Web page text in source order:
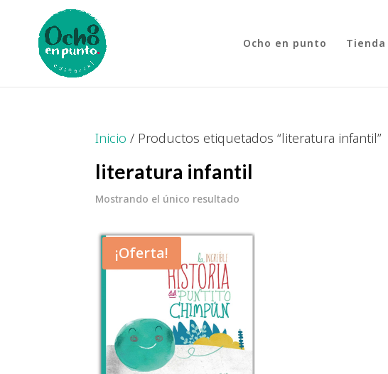
Ocho en punto Tienda
Inicio / Productos etiquetados “literatura infantil”
literatura infantil
Mostrando el único resultado
¡Oferta!